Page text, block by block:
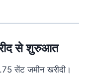
से शुरुआत
सेंट जमीन खरीदी।